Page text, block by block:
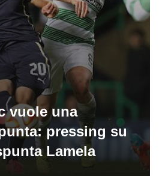
vuole una
pressing su
Lamela